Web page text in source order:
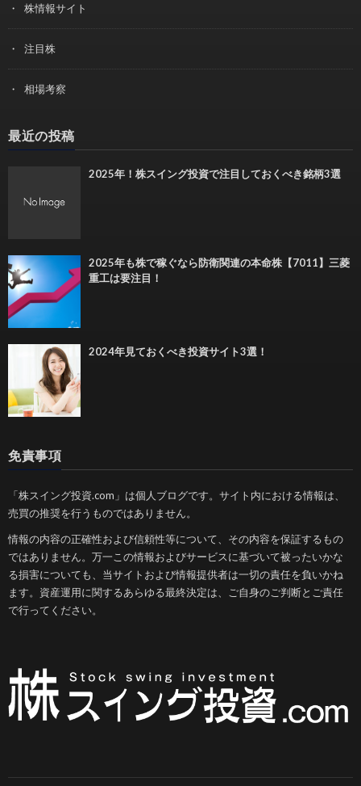
株情報サイト
注目株
相場考察
最近の投稿
2025年！株スイング投資で注目しておくべき銘柄3選
2025年も株で稼ぐなら防衛関連の本命株【7011】三菱
重工は要注目！
2024年見ておくべき投資サイト3選！
免責事項
「株スイング投資.com」は個人ブログです。サイト内における情報は、
売買の推奨を行うものではありません。
情報の内容の正確性および信頼性等について、その内容を保証するもの
ではありません。万一この情報およびサービスに基づいて被ったいかな
る損害についても、当サイトおよび情報提供者は一切の責任を負いかね
ます。資産運用に関するあらゆる最終決定は、ご自身のご判断とご責任
で行ってください。